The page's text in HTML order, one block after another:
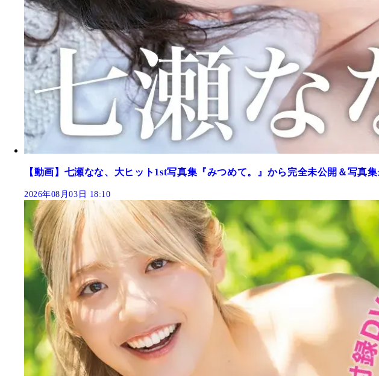
【動画】七瀬なな、大ヒット1st写真集『みつめて。』から完全未公開＆写真
2026年08月03日 18:10